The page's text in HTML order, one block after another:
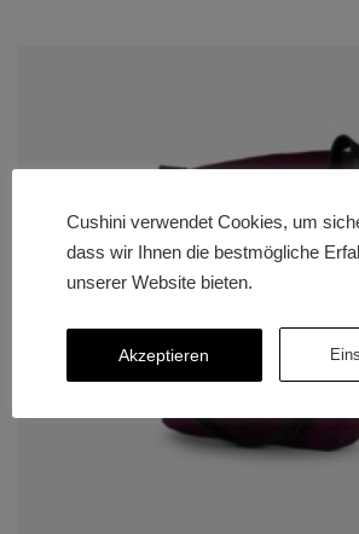
Cushini verwendet Cookies, um
dass wir Ihnen die bestmögliche
unserer Website bieten.
Akzeptieren